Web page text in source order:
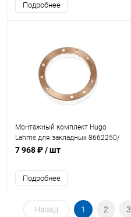
Подробнее
Монтажный комплект Hugo
Lahme для закладных 8662250/
8663450/ 8641050 (универсал)
7 968 ₽/ шт
Подробнее
Назад 1 2 3